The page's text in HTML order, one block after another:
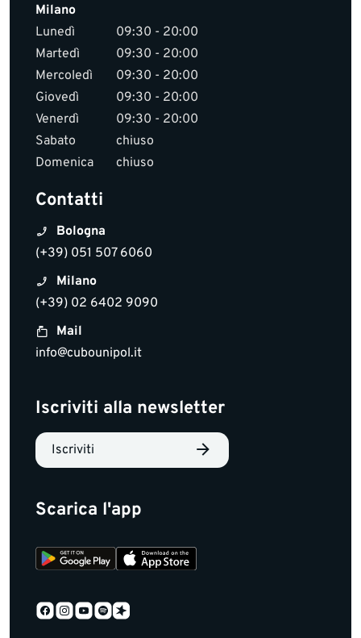
Milano
Lunedì
09:30 - 20:00
Martedì
09:30 - 20:00
Mercoledì
09:30 - 20:00
Giovedì
09:30 - 20:00
Venerdì
09:30 - 20:00
Sabato
chiuso
Domenica
chiuso
Contatti
Bologna
(+39) 051 507 6060
Milano
(+39) 02 6402 9090
Mail
info@cubounipol.it
Iscriviti alla newsletter
Iscriviti
Scarica l'app